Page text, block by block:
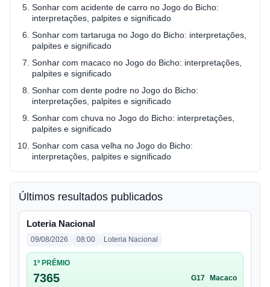
Sonhar com acidente de carro no Jogo do Bicho:
interpretações, palpites e significado
Sonhar com tartaruga no Jogo do Bicho: interpretações,
palpites e significado
Sonhar com macaco no Jogo do Bicho: interpretações,
palpites e significado
Sonhar com dente podre no Jogo do Bicho:
interpretações, palpites e significado
Sonhar com chuva no Jogo do Bicho: interpretações,
palpites e significado
Sonhar com casa velha no Jogo do Bicho:
interpretações, palpites e significado
Últimos resultados publicados
Loteria Nacional
09/08/2026 08:00 Loteria Nacional
1º PRÊMIO
7365 G17 Macaco